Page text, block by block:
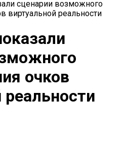
сценарии возможного
виртуальной реальности
очков
реальности